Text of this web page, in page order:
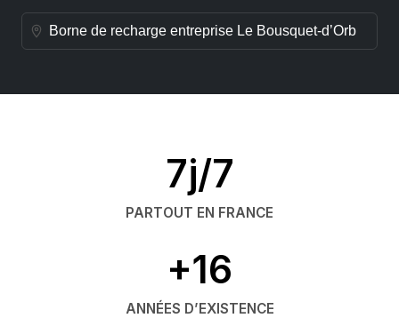
Borne de recharge entreprise Le Bousquet-d’Orb
7j/7
PARTOUT EN FRANCE
+16
ANNÉES D’EXISTENCE